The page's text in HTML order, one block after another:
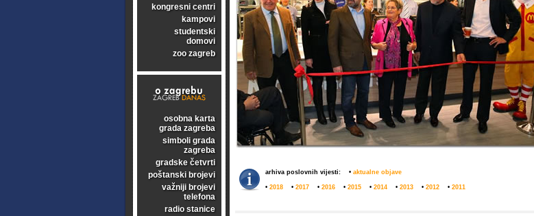
kongresni centri
kampovi
studentski
domovi
zoo zagreb
osobna karta
grada zagreba
simboli grada
zagreba
gradske četvrti
poštanski brojevi
važniji brojevi
telefona
radio stanice
arhiva poslovnih vijesti: • aktualne objave
• 2018 • 2017 • 2016 • 2015 • 2014 • 2013 • 2012 • 2011